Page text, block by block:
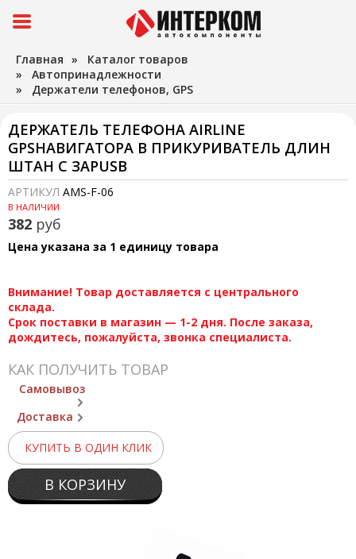
Главная » Каталог товаров
» Автопринадлежности
» Держатели телефонов, GPS
ДЕРЖАТЕЛЬ ТЕЛЕФОНА AIRLINE
GPSНАВИГАТОРА В ПРИКУРИВАТЕЛЬ ДЛИН
ШТАН С ЗАРUSB
АРТИКУЛ AMS-F-06
В НАЛИЧИИ
382 руб
Цена указана за 1 единицу товара
Внимание! Товар доставляется с центрального
склада.
Срок поставки в магазин — 1-2 дня. После заказа,
дождитесь, пожалуйста, звонка специалиста.
КАК ПОЛУЧИТЬ ТОВАР
Самовывоз
Доставка
КУПИТЬ В ОДИН КЛИК
В КОРЗИНУ